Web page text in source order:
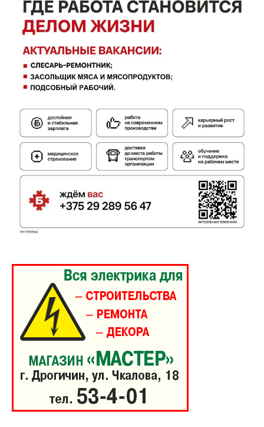
Правила использования материалов
Электронные обращения